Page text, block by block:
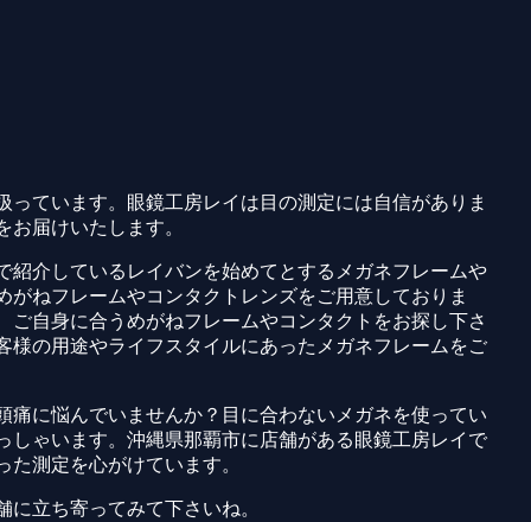
っています。眼鏡工房レイは目の測定には自信がありま
お届けいたします。
紹介しているレイバンを始めてとするメガネフレームや
がねフレームやコンタクトレンズをご用意しておりま
ご自身に合うめがねフレームやコンタクトをお探し下さ
様の用途やライフスタイルにあったメガネフレームをご
痛に悩んでいませんか？目に合わないメガネを使ってい
しゃいます。沖縄県那覇市に店舗がある眼鏡工房レイで
測定を心がけています。
立ち寄ってみて下さいね。